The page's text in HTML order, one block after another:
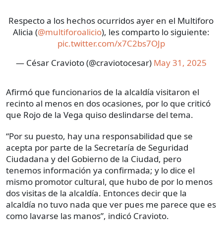
Respecto a los hechos ocurridos ayer en el Multiforo
Alicia (@multiforoalicio), les comparto lo siguiente:
pic.twitter.com/x7C2bs7OJp
— César Cravioto (@craviotocesar) May 31, 2025
Afirmó que funcionarios de la alcaldía visitaron el
recinto al menos en dos ocasiones, por lo que criticó
que Rojo de la Vega quiso deslindarse del tema.
“Por su puesto, hay una responsabilidad que se
acepta por parte de la Secretaría de Seguridad
Ciudadana y del Gobierno de la Ciudad, pero
tenemos información ya confirmada; y lo dice el
mismo promotor cultural, que hubo de por lo menos
dos visitas de la alcaldía. Entonces decir que la
alcaldía no tuvo nada que ver pues me parece que es
como lavarse las manos”, indicó Cravioto.